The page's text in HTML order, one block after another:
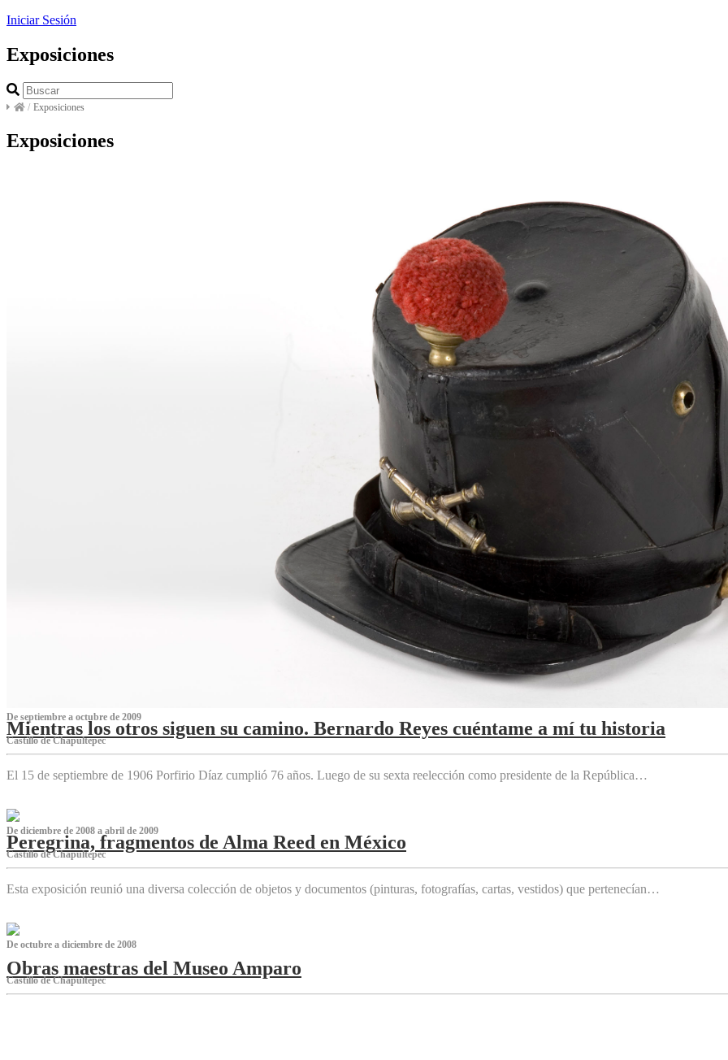
Iniciar Sesión
Exposiciones
/ Exposiciones
Exposiciones
De septiembre a octubre de 2009
Mientras los otros siguen su camino. Bernardo Reyes cuéntame a mí tu historia
Castillo de Chapultepec
El 15 de septiembre de 1906 Porfirio Díaz cumplió 76 años. Luego de su sexta reelección como presidente de la República…
De diciembre de 2008 a abril de 2009
Peregrina, fragmentos de Alma Reed en México
Castillo de Chapultepec
Esta exposición reunió una diversa colección de objetos y documentos (pinturas, fotografías, cartas, vestidos) que pertenecían…
De octubre a diciembre de 2008
Obras maestras del Museo Amparo
Castillo de Chapultepec